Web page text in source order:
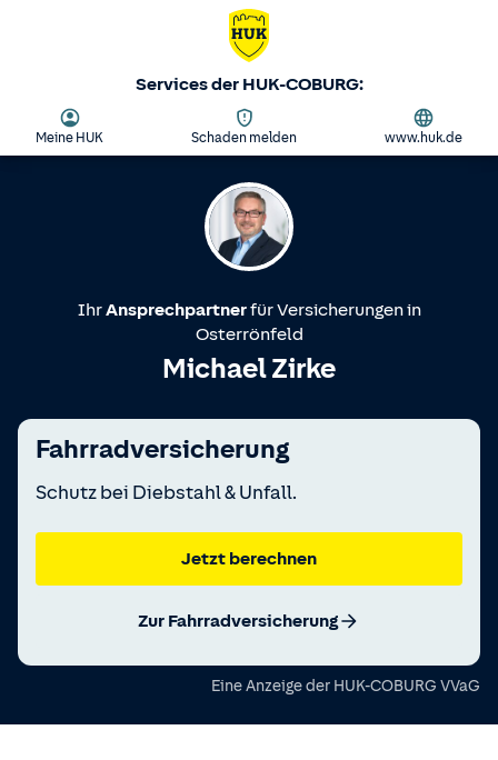
Services der HUK-COBURG:
Meine HUK Schaden melden www.huk.de
IhrAnsprechpartnerfür Versicherungen in
Osterrönfeld
Michael Zirke
Fahrradversicherung
Schutz bei Diebstahl & Unfall.
Jetzt berechnen
Zur Fahrradversicherung
Eine Anzeige der HUK-COBURG VVaG